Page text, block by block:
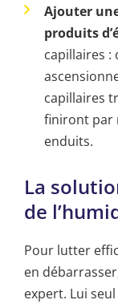
Ajouter
produits
capillaires :
capillaires
finiront par
enduits.
La
de
Pour lutter
en
expert. Lui